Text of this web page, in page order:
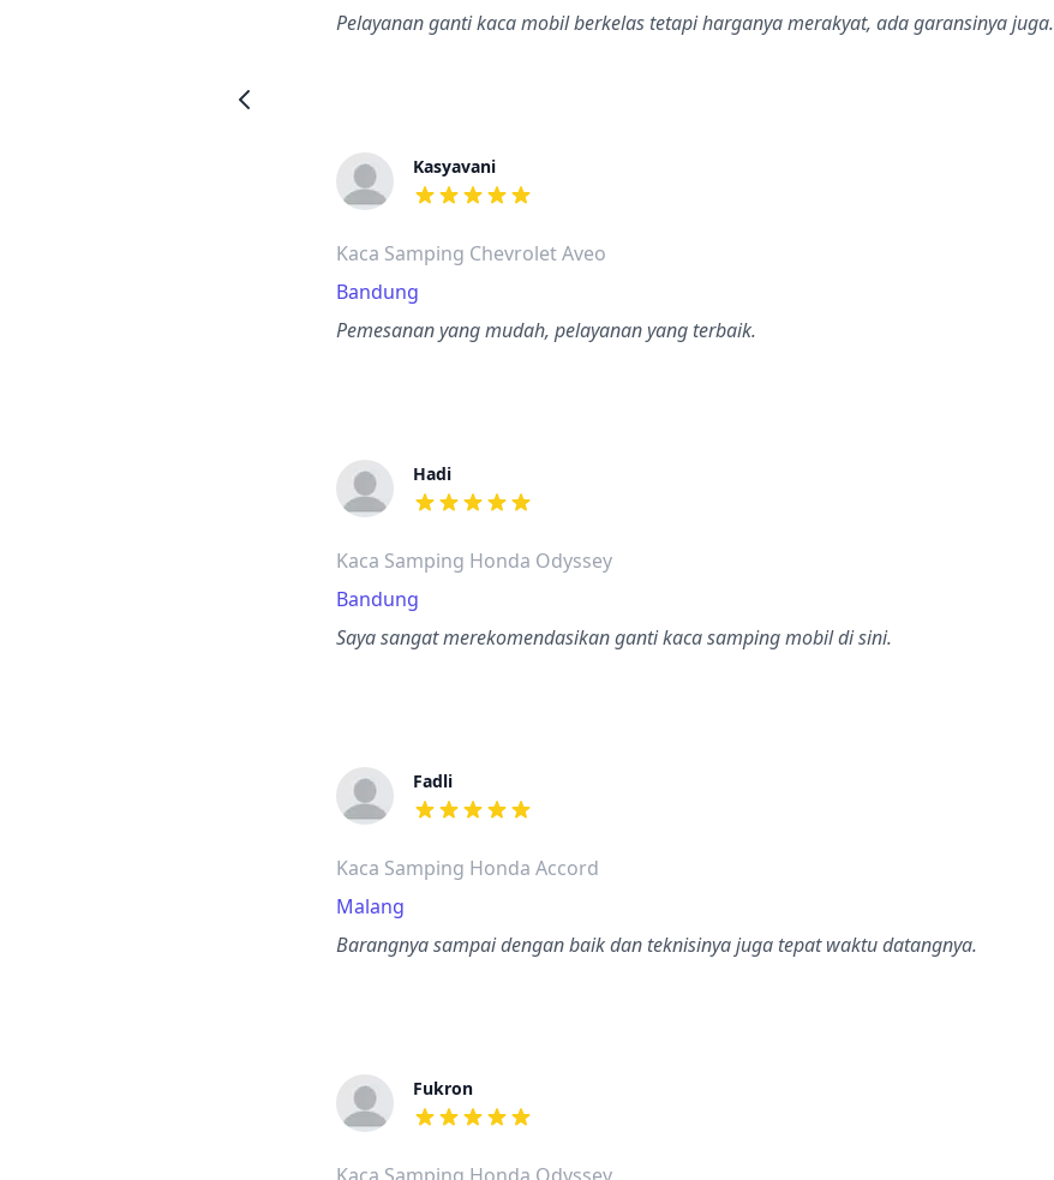
Pelayanan ganti kaca mobil berkelas tetapi harganya merakyat, ada garansinya juga.
Kasyavani
dari ulasan adalah bintang lima
Kaca Samping Chevrolet Aveo
Bandung
Pemesanan yang mudah, pelayanan yang terbaik.
Hadi
dari ulasan adalah bintang lima
Kaca Samping Honda Odyssey
Bandung
Saya sangat merekomendasikan ganti kaca samping mobil di sini.
Fadli
dari ulasan adalah bintang lima
Kaca Samping Honda Accord
Malang
Barangnya sampai dengan baik dan teknisinya juga tepat waktu datangnya.
Fukron
dari ulasan adalah bintang lima